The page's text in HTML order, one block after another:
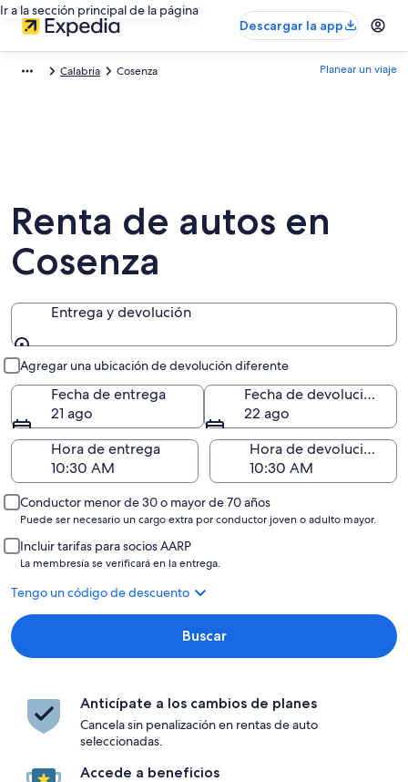
Ir a la sección principal de la página
Descargar la app
Calabria Cosenza Planear un viaje
Renta de autos en
Cosenza
Entrega y devolución
Agregar una ubicación de devolución diferente
Fecha de entrega
21 ago
Fecha de devolución
22 ago
Hora de entrega
Hora de devolución
Conductor menor de 30 o mayor de 70 años
Puede ser necesario un cargo extra por conductor joven o adulto mayor.
Incluir tarifas para socios AARP
La membresía se verificará en la entrega.
Tengo un código de descuento
Buscar
Anticípate a los cambios de planes
Cancela sin penalización en rentas de auto
seleccionadas.
Accede a beneficios